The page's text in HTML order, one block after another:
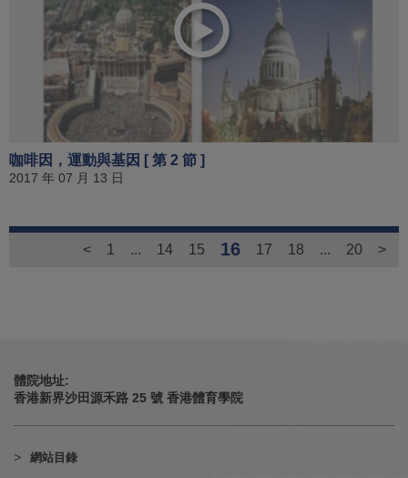
咖啡因，運動與基因 [ 第 2 節 ]
2017 年 07 月 13 日
< 1 ... 14 15 16 17 18 ... 20 >
體院地址:
香港新界沙田源禾路 25 號 香港體育學院
網站目錄